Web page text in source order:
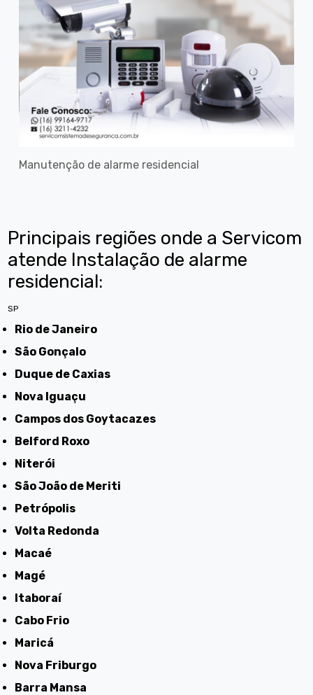
Manutenção de alarme residencial
Principais regiões onde a Servicom
atende Instalação de alarme
residencial:
SP
Rio de Janeiro
São Gonçalo
Duque de Caxias
Nova Iguaçu
Campos dos Goytacazes
Belford Roxo
Niterói
São João de Meriti
Petrópolis
Volta Redonda
Macaé
Magé
Itaboraí
Cabo Frio
Maricá
Nova Friburgo
Barra Mansa